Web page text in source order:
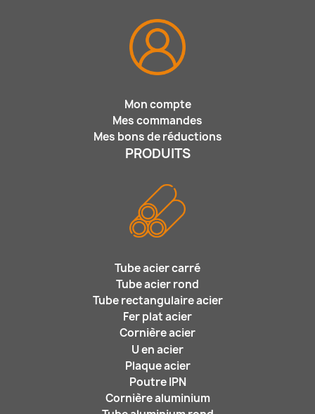
Mon compte
Mes commandes
Mes bons de réductions
PRODUITS
Tube acier carré
Tube acier rond
Tube rectangulaire acier
Fer plat acier
Cornière acier
U en acier
Plaque acier
Poutre IPN
Cornière aluminium